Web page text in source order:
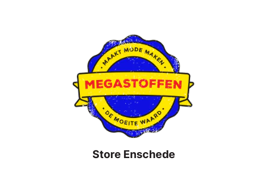
Store Enschede